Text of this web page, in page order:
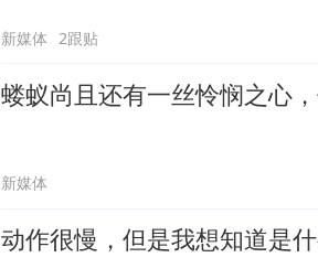
新媒体 2跟贴
蝼蚁尚且还有一丝怜悯之心
新媒体
动作很慢，但是我想知道是